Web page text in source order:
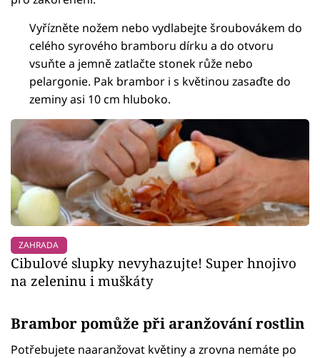
Vyřízněte nožem nebo vydlabejte šroubovákem do
celého syrového bramboru dírku a do otvoru
vsuňte a jemně zatlačte stonek růže nebo
pelargonie. Pak brambor i s květinou zasaďte do
zeminy asi 10 cm hluboko.
ZAHRADA
Cibulové slupky nevyhazujte! Super hnojivo
na zeleninu i muškáty
Brambor pomůže při aranžování rostlin
Potřebujete naaranžovat květiny a zrovna nemáte po